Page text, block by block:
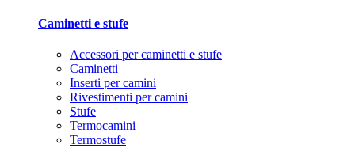
Caminetti e stufe
Accessori per caminetti e stufe
Caminetti
Inserti per camini
Rivestimenti per camini
Stufe
Termocamini
Termostufe